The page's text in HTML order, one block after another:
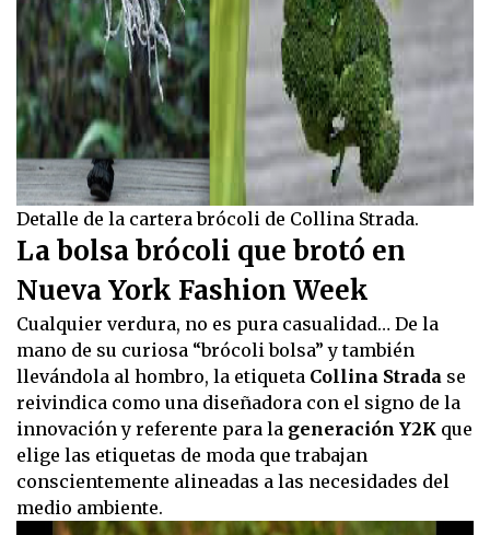
Detalle de la cartera brócoli de Collina Strada.
La bolsa brócoli que brotó en
Nueva York Fashion Week
Cualquier verdura, no es pura casualidad… De la
mano de su curiosa “brócoli bolsa” y también
llevándola al hombro, la etiqueta Collina Strada se
reivindica como una diseñadora con el signo de la
innovación y referente para la generación Y2K que
elige las etiquetas de moda que trabajan
conscientemente alineadas a las necesidades del
medio ambiente.